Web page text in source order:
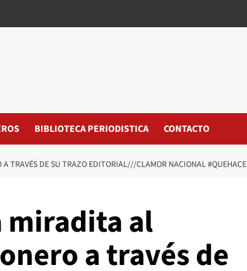
BIBLIOTECA PERIODISTICA CONTACTO
TRAVÉS DE SU TRAZO EDITORIAL///CLAMOR NACIONAL
miradita al
a través de